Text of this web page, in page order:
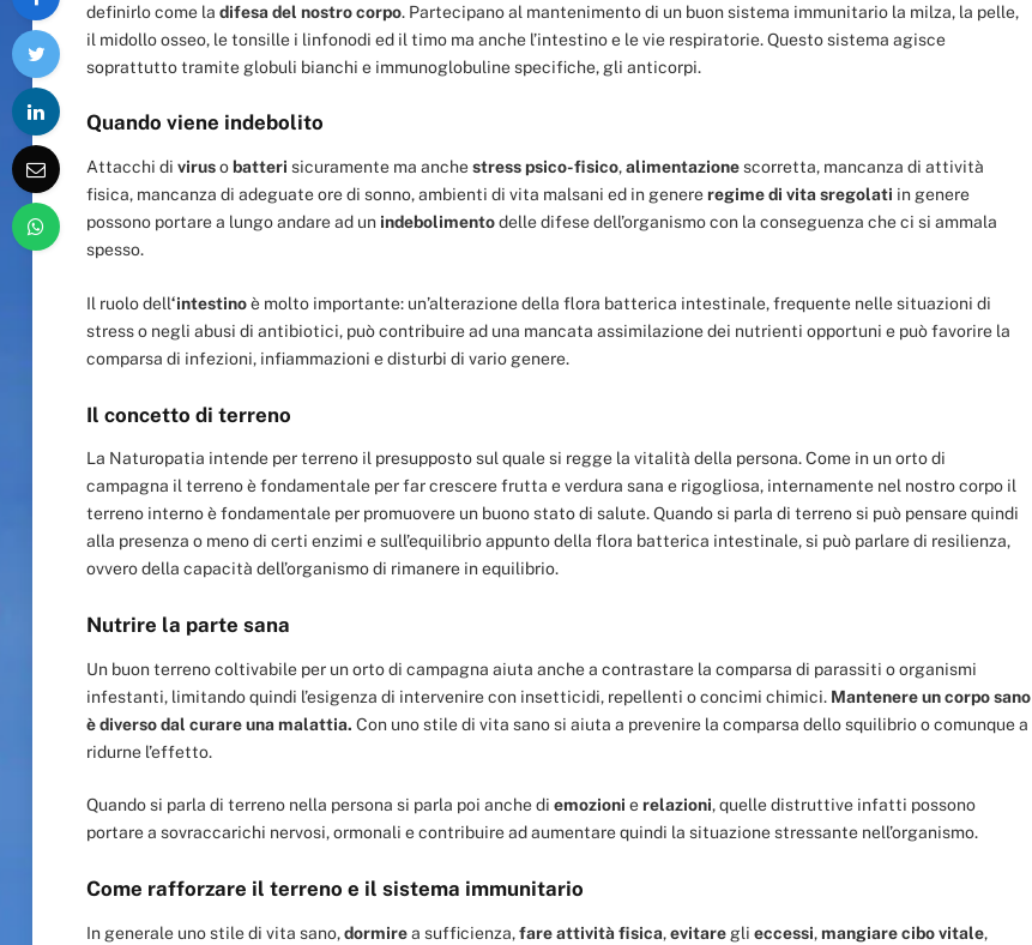
definirlo come la difesa del nostro corpo. Partecipano al mantenimento di un buon sistema immunitario la milza, la pelle,
il midollo osseo, le tonsille i linfonodi ed il timo ma anche l’intestino e le vie respiratorie. Questo sistema agisce
soprattutto tramite globuli bianchi e immunoglobuline specifiche, gli anticorpi.
Quando viene indebolito
Attacchi di viruso batteri sicuramente ma anchestress psico-fisico,alimentazionescorretta, mancanza di attività
fisica, mancanza di adeguate ore di sonno, ambienti di vita malsani ed in genereregime di vita sregolati in genere
possono portare a lungo andare ad un indebolimentodelle difese dell’organismo con la conseguenza che ci si ammala
spesso.
Il ruolo dell‘intestinoè molto importante: un’alterazione della flora batterica intestinale, frequente nelle situazioni di
stress o negli abusi di antibiotici, può contribuire ad una mancata assimilazione dei nutrienti opportuni e può favorire la
comparsa di infezioni, infiammazioni e disturbi di vario genere.
Il concetto di terreno
La Naturopatia intende per terreno il presupposto sul quale si regge la vitalità della persona. Come in un orto di
campagna il terreno è fondamentale per far crescere frutta e verdura sana e rigogliosa, internamente nel nostro corpo il
terreno interno è fondamentale per promuovere un buono stato di salute. Quando si parla di terreno si può pensare quindi
alla presenza o meno di certi enzimi e sull’equilibrio appunto della flora batterica intestinale, si può parlare di resilienza,
ovvero della capacità dell’organismo di rimanere in equilibrio.
Nutrire la parte sana
Un buon terreno coltivabile per un orto di campagna aiuta anche a contrastare la comparsa di parassiti o organismi
infestanti, limitando quindi l’esigenza di intervenire con insetticidi, repellenti o concimi chimici. Mantenere un corpo sano
è diverso dal curare una malattia. Con uno stile di vita sano si aiuta a prevenire la comparsa dello squilibrio o comunque a
ridurne l’effetto.
Quando si parla di terreno nella persona si parla poi anche di emozioni erelazioni, quelle distruttive infatti possono
portare a sovraccarichi nervosi, ormonali e contribuire ad aumentare quindi la situazione stressante nell’organismo.
Come rafforzare il terreno e il sistema immunitario
In generale uno stile di vita sano,dormirea sufficienza,fare attività fisica,evitare gli eccessi,mangiare cibo vitale,